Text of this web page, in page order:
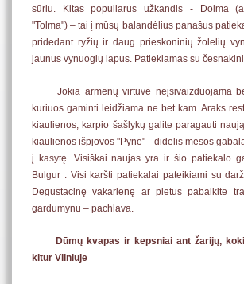
sūriu. Kitas populiarus užkandis - Dolma
"Tolma") – tai į mūsų balandėlius panašus
pridedant ryžių ir daug prieskoninių žolelių
jaunus vynuogių lapus. Patiekiamas su
Jokia armėnų virtuvė neįsivaizduojama
kuriuos gaminti leidžiama ne bet kam. Araks
kiaulienos, karpio šašlykų galite paragauti
kiaulienos išpjovos "Pynė" - didelis mėsos
į kasytę. Visiškai naujas yra ir šio patiekalo
Bulgur . Visi karšti patiekalai pateikiami su
Degustacinę vakarienę ar pietus pabaikite
gardumynu – pachlava.
Dūmų kvapas ir kepsniai ant žarijų,
kitur Vilniuje